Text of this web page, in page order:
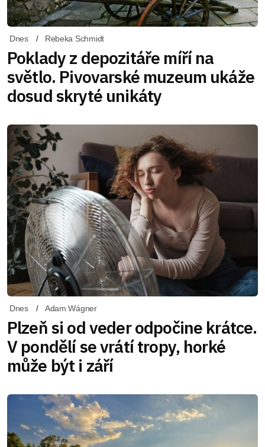
Dnes Rebeka Schmidt
Poklady z depozitáře míří na
světlo. Pivovarské muzeum ukáže
dosud skryté unikáty
Dnes Adam Wágner
Plzeň si od veder odpočine krátce.
V pondělí se vrátí tropy, horké
může být i září